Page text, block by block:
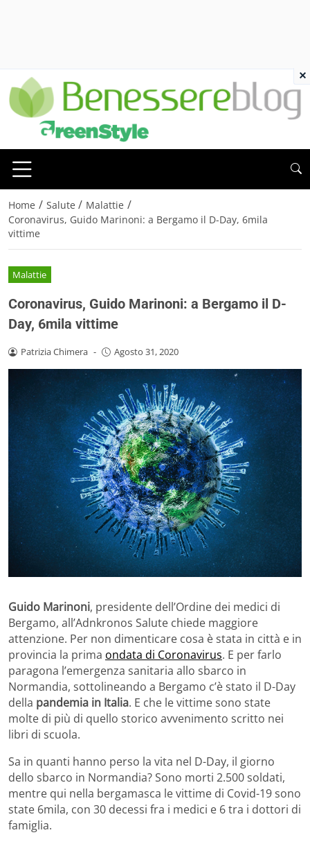
Home / Salute / Malattie /
Coronavirus, Guido Marinoni: a Bergamo il D-Day, 6mila
vittime
Malattie
Coronavirus, Guido Marinoni: a Bergamo il D-
Day, 6mila vittime
Patrizia Chimera - Agosto 31, 2020
Guido Marinoni, presidente dell’Ordine dei medici di
Bergamo, all’Adnkronos Salute chiede maggiore
attenzione. Per non dimenticare cosa è stata in città e in
provincia la prima ondata di Coronavirus. E per farlo
paragona l’emergenza sanitaria allo sbarco in
Normandia, sottolineando a Bergamo c’è stato il D-Day
della pandemia in Italia. E che le vittime sono state
molte di più di quello storico avvenimento scritto nei
libri di scuola.
Sa in quanti hanno perso la vita nel D-Day, il giorno
dello sbarco in Normandia? Sono morti 2.500 soldati,
mentre qui nella bergamasca le vittime di Covid-19 sono
state 6mila, con 30 decessi fra i medici e 6 tra i dottori di
famiglia.
×